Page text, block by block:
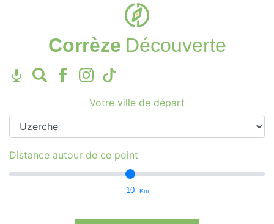
Corrèze Découverte
Votre ville de départ
Distance autour de ce point
10 Km